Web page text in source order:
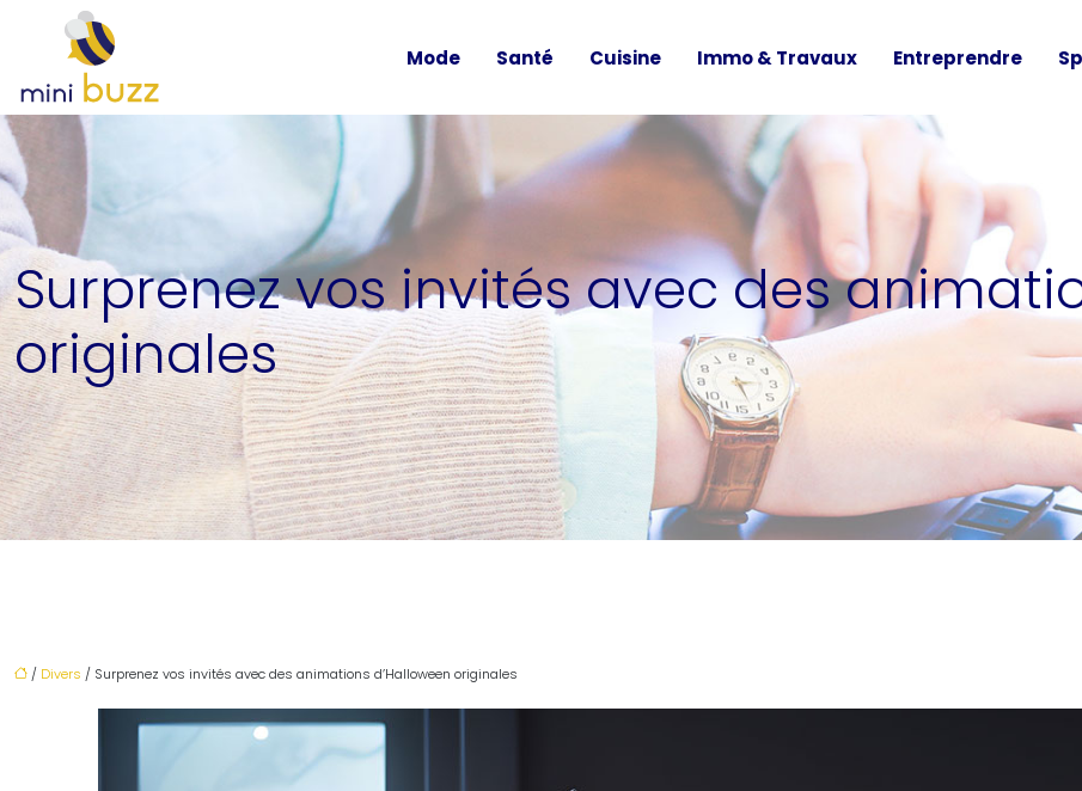
Mode Santé Cuisine Immo & Travaux Entreprendre
Surprenez vos invités avec des
originales
/ Divers / Surprenez vos invités avec des animations d’Halloween originales